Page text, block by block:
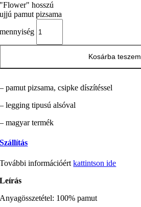
"Flower" hosszú
ujjú pamut pizsama
mennyiség
Kosárba teszem
– pamut pizsama, csipke díszítéssel
– legging tipusú alsóval
– magyar termék
Szállítás
További információértkattintson ide
Leírás
Anyagösszetétel: 100% pamut